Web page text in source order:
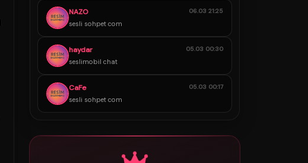
NAZO
sesli sohpet com
06.03 21:25
haydar
seslimobil chat
05.03 00:30
CaFe
sesli sohpet com
05.03 00:17